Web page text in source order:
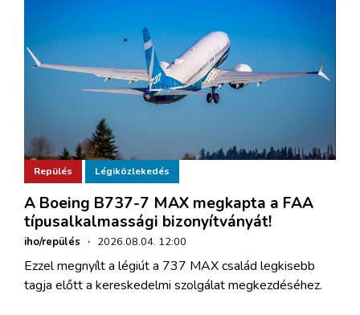
Repülés Légiközlekedés
A Boeing B737-7 MAX megkapta a FAA
típusalkalmassági bizonyítványát!
iho/repülés · 2026.08.04. 12:00
Ezzel megnyílt a légiút a 737 MAX család legkisebb
tagja előtt a kereskedelmi szolgálat megkezdéséhez.